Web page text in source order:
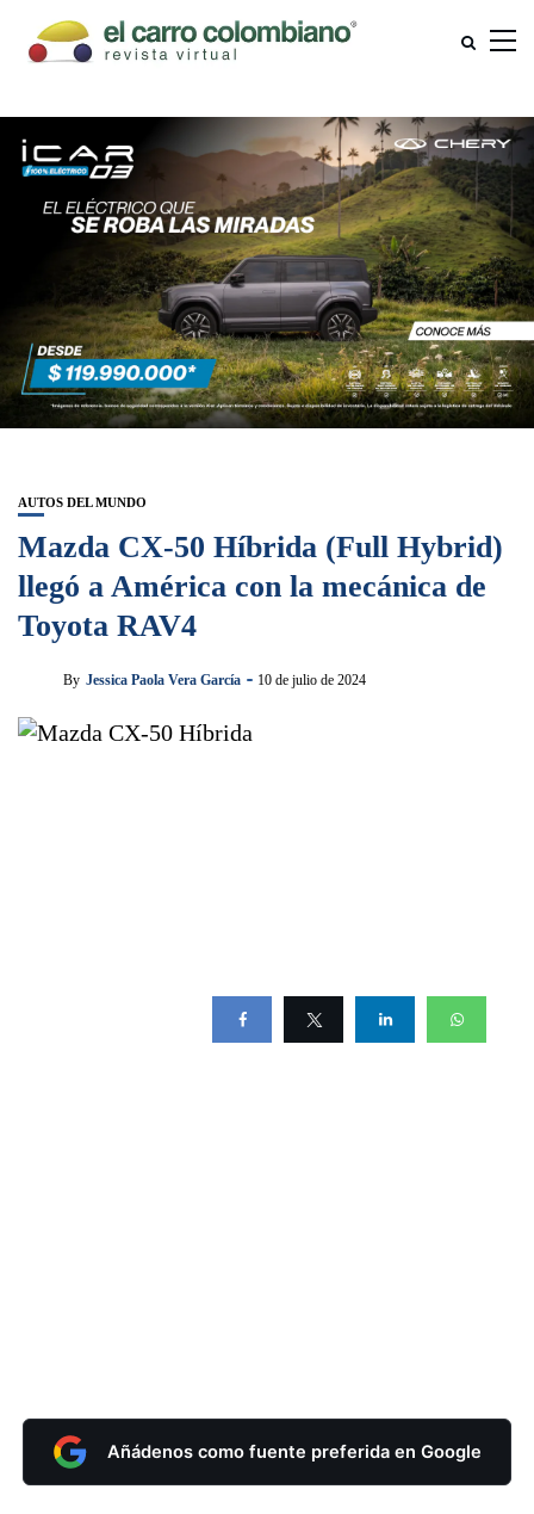
AUTOS DEL MUNDO
Mazda CX-50 Híbrida (Full Hybrid)
llegó a América con la mecánica de
Toyota RAV4
By Jessica Paola Vera García 10 de julio de 2024
Añádenos como fuente preferida en Google